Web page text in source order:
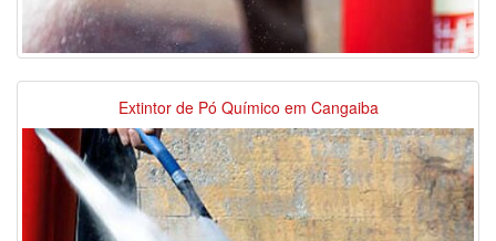
Extintor de Pó Químico em Cangaiba